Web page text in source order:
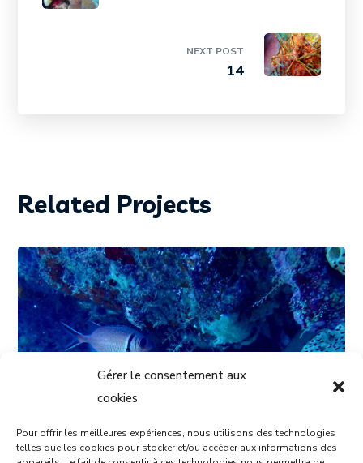
Gérer le consentement aux
cookies
Pour offrir les meilleures expériences, nous utilisons des technologies
telles que les cookies pour stocker et/ou accéder aux informations des
NEXT POST
14
Related Projects